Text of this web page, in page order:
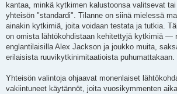
kantaa, minkä kytkimen kalustoonsa valitsevat
yhteisön "standardi". Tilanne on siinä mielessä
ainakin kytkimiä, joita voidaan testata ja tutkia.
on omista lähtökohdistaan kehitettyjä kytkimiä —
englantilaisilla Alex Jackson ja joukko muita,
erilaisista ruuvikytkinimitaatioista puhumattakaan.
Yhteisön valintoja ohjaavat monenlaiset
vakiintuneet käytännöt, joita vuosikymmenten